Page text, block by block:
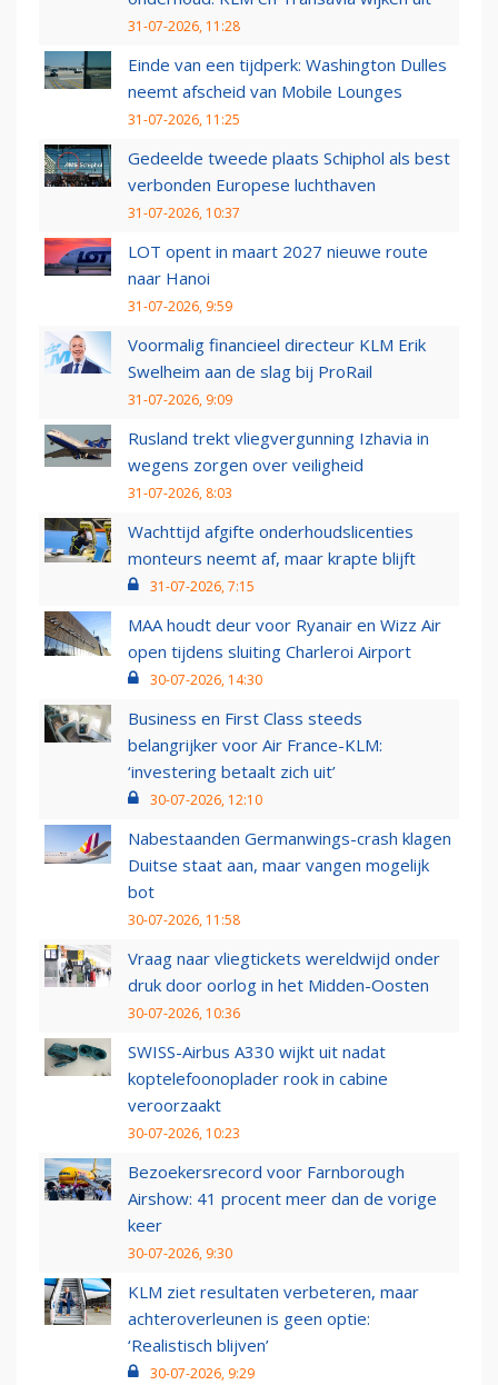
31-07-2026, 11:28
Einde van een tijdperk: Washington Dulles
neemt afscheid van Mobile Lounges
31-07-2026, 11:25
Gedeelde tweede plaats Schiphol als best
verbonden Europese luchthaven
31-07-2026, 10:37
LOT opent in maart 2027 nieuwe route
naar Hanoi
31-07-2026, 9:59
Voormalig financieel directeur KLM Erik
Swelheim aan de slag bij ProRail
31-07-2026, 9:09
Rusland trekt vliegvergunning Izhavia in
wegens zorgen over veiligheid
31-07-2026, 8:03
Wachttijd afgifte onderhoudslicenties
monteurs neemt af, maar krapte blijft
31-07-2026, 7:15
MAA houdt deur voor Ryanair en Wizz Air
open tijdens sluiting Charleroi Airport
30-07-2026, 14:30
Business en First Class steeds
belangrijker voor Air France-KLM:
‘investering betaalt zich uit’
30-07-2026, 12:10
Nabestaanden Germanwings-crash klagen
Duitse staat aan, maar vangen mogelijk
bot
30-07-2026, 11:58
Vraag naar vliegtickets wereldwijd onder
druk door oorlog in het Midden-Oosten
30-07-2026, 10:36
SWISS-Airbus A330 wijkt uit nadat
koptelefoonoplader rook in cabine
veroorzaakt
30-07-2026, 10:23
Bezoekersrecord voor Farnborough
Airshow: 41 procent meer dan de vorige
keer
30-07-2026, 9:30
KLM ziet resultaten verbeteren, maar
achteroverleunen is geen optie:
‘Realistisch blijven’
30-07-2026, 9:29